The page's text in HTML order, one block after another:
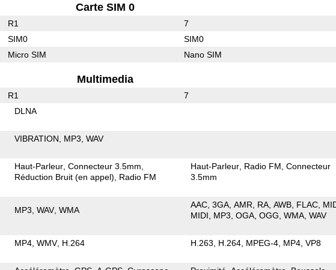
Carte SIM 0
R1 7
SIM0 SIM0
Micro SIM Nano SIM
Multimedia
R1 7
DLNA
VIBRATION MP3 WAV
Haut-Parleur Connecteur 3.5mm
Réduction Bruit (en appel)
Radio FM
Haut-Parleur Radio FM Connecteur
3.5mm
MP3 WAV WMA
AAC 3GA AMR RA AWB FLAC
MIDI
MP3 OGA OGG WMA WAV
MP4 WMV H.264 H.263 H.264 MPEG-4 MP4 VP8